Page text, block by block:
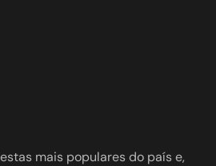
mais populares do país e,